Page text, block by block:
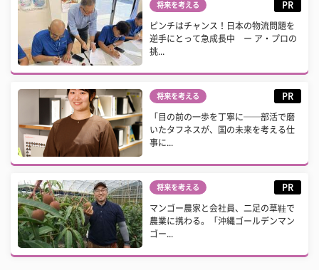
将来を考える PR
ピンチはチャンス！日本の物流問題を
逆手にとって急成長中 ー ア・プロの
挑...
将来を考える PR
「目の前の一歩を丁寧に──部活で磨
いたタフネスが、国の未来を考える仕
事に...
将来を考える PR
マンゴー農家と会社員、二足の草鞋で
農業に携わる。「沖縄ゴールデンマン
ゴー...